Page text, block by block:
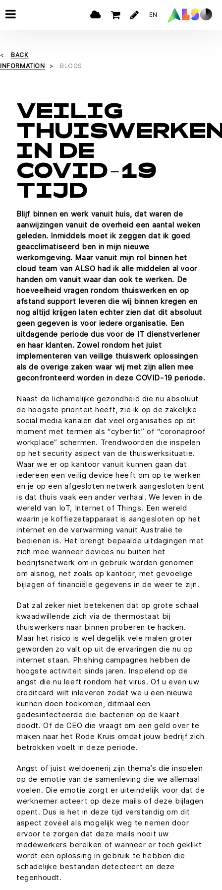
EN
BACK
INFORMATION
BLOGS
VEILIG
IN DE
COVID-19
TIJD
Blijf binnen en werk vanuit huis, dat waren de
aanwijzingen vanuit de overheid een aantal weken
geleden. Inmiddels moet ik zeggen dat ik goed
geacclimatiseerd ben in mijn nieuwe
werkomgeving. Maar vanuit mijn rol binnen het
cloud team van ALSO had ik alle middelen al voor
handen om vanuit waar dan ook te werken. De
hoeveelheid vragen rondom thuiswerken en op
afstand support leveren die wij binnen kregen en
nog altijd krijgen laten echter zien dat dit absoluut
geen gegeven is voor iedere organisatie. Een
uitdagende periode dus voor de IT dienstverlener
en haar klanten. Zowel rondom het juist
implementeren van veilige thuiswerk oplossingen
als de overige zaken waar wij met zijn allen mee
geconfronteerd worden in deze COVID-19 periode.
Naast de lichamelijke gezondheid die nu absoluut
de hoogste prioriteit heeft, zie ik op de zakelijke
social media kanalen dat veel organisaties op dit
moment met termen als “cyberfit” of “coronaproof
workplace” schermen. Trendwoorden die inspelen
op het security aspect van de thuiswerksituatie.
Waar we er op kantoor vanuit kunnen gaan dat
iedereen een veilig device heeft om op te werken
en je op een afgesloten netwerk aangesloten bent
is dat thuis vaak een ander verhaal. We leven in de
wereld van IoT, Internet of Things. Een wereld
waarin je koffiezetapparaat is aangesloten op het
internet en de verwarming vanuit Australië te
bedienen is. Het brengt bepaalde uitdagingen met
zich mee wanneer devices nu buiten het
bedrijfsnetwerk om in gebruik worden genomen
om alsnog, net zoals op kantoor, met gevoelige
bijlagen of financiële gegevens in de weer te zijn.
Dat zal zeker niet betekenen dat op grote schaal
kwaadwillende zich via de thermostaat bij
thuiswerkers naar binnen proberen te hacken.
Maar het risico is wel degelijk vele malen groter
geworden zo valt op uit de ervaringen die nu op
internet staan. Phishing campagnes hebben de
hoogste activiteit sinds jaren. Inspelend op de
angst die nu leeft rondom het virus. Of u even uw
creditcard wilt inleveren zodat we u een nieuwe
kunnen doen toekomen, ditmaal een
gedesinfecteerde die bacteriën op de kaart
doodt. Of de CEO die vraagt om een geld over te
maken naar het Rode Kruis omdat jouw bedrijf zich
betrokken voelt in deze periode.
Angst of juist weldoenerij zijn thema’s die inspelen
op de emotie van de samenleving die we allemaal
voelen. Die emotie zorgt er uiteindelijk voor dat de
werknemer acteert op deze mails of deze bijlagen
opent. Dus is het in deze tijd verstandig om dit
aspect zoveel als mogelijk weg te nemen door
ervoor te zorgen dat deze mails nooit uw
medewerkers bereiken of wanneer er toch geklikt
wordt een oplossing in gebruik te hebben die
schadelijke bestanden detecteert en deze
tegenhoudt.